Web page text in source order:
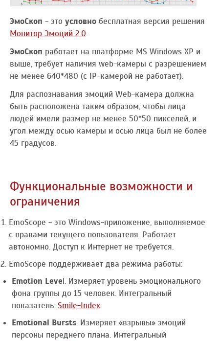
ЭмоСкоп - это условно бесплатная версия решения
Монитор Эмоций 2.0.
ЭмоСкоп работает на платформе MS Windows ХP и
выше, требует наличия web-камеры с разрешением
не менее 640*480 (c IP-камерой не работает).
Для распознавания эмоций Web-камера должна
быть расположена таким образом, чтобы лица
людей имели размер не менее 50*50 пикселей, и
угол между осью камеры и осью лица был не более
45 градусов.
Функциональные возможности и
ограничения
EmoScope - это Windows-приложение, выполняемое
с правами текущего пользователя. Работает
автономно. Доступ к Интернет не требуется.
EmoScope поддерживает два режима работы:
Emotion Level. Измеряет уровень эмоционального
фона группы до 15 человек. Интегральный
показатель: Smile-Index
Emotional Bursts. Измеряет «взрывы» эмоций
персоны переднего плана. Интегральный